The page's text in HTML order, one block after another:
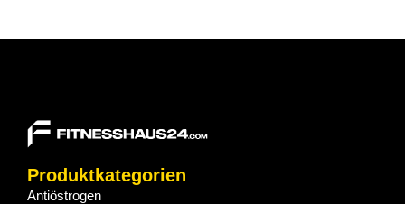
Produktkategorien
Antiöstrogen